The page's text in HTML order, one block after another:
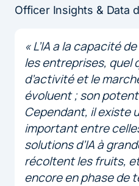
Officer Insights & Data
«L’IA a la capacité
les entreprises, quel
d’activité et le
évoluent ; son
Cependant, il existe
important entre
solutions d’IA à
récoltent les fruits,
encore en phase de